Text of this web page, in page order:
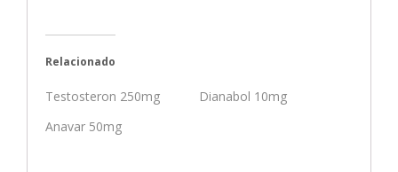
Relacionado
Testosteron 250mg
Dianabol 10mg
Anavar 50mg